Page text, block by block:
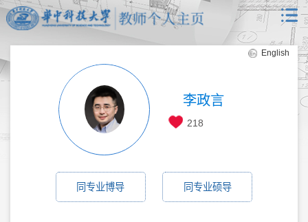
English
李政言
218
同专业博导 同专业硕导